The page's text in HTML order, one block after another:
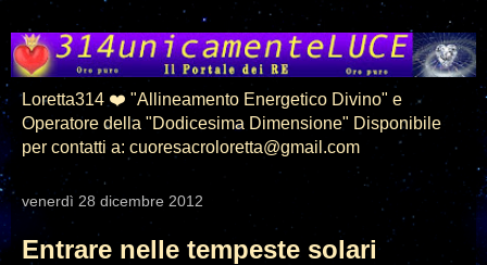
Loretta314 ❤️ "Allineamento Energetico Divino" e
Operatore della "Dodicesima Dimensione" Disponibile
per contatti a: cuoresacroloretta@gmail.com
venerdì 28 dicembre 2012
Entrare nelle tempeste solari